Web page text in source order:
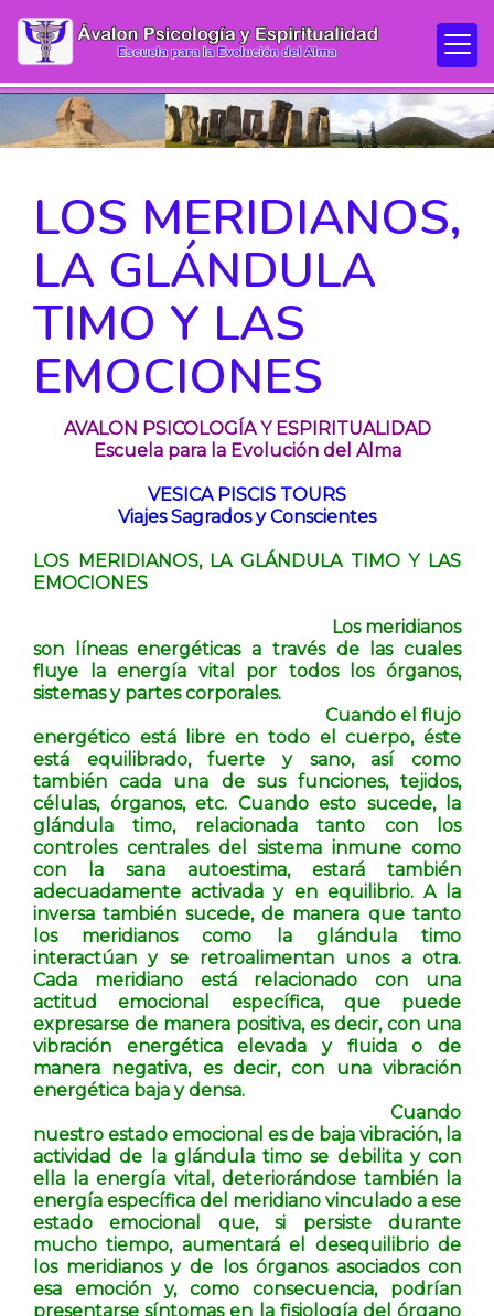
LOS MERIDIANOS,
LA GLÁNDULA
TIMO Y LAS
EMOCIONES
AVALON PSICOLOGÍA Y ESPIRITUALIDAD
Escuela para la Evolución del Alma
VESICA PISCIS TOURS
Viajes Sagrados y Conscientes
LOS MERIDIANOS, LA GLÁNDULA TIMO Y LAS
EMOCIONES
Los meridianos
son líneas energéticas a través de las cuales
fluye la energía vital por todos los órganos,
sistemas y partes corporales.
Cuando el flujo
energético está libre en todo el cuerpo, éste
está equilibrado, fuerte y sano, así como
también cada una de sus funciones, tejidos,
células, órganos, etc. Cuando esto sucede, la
glándula timo, relacionada tanto con los
controles centrales del sistema inmune como
con la sana autoestima, estará también
adecuadamente activada y en equilibrio. A la
inversa también sucede, de manera que tanto
los meridianos como la glándula timo
interactúan y se retroalimentan unos a otra.
Cada meridiano está relacionado con una
actitud emocional específica, que puede
expresarse de manera positiva, es decir, con una
vibración energética elevada y fluida o de
manera negativa, es decir, con una vibración
energética baja y densa.
Cuando
nuestro estado emocional es de baja vibración, la
actividad de la glándula timo se debilita y con
ella la energía vital, deteriorándose también la
energía específica del meridiano vinculado a ese
estado emocional que, si persiste durante
mucho tiempo, aumentará el desequilibrio de
los meridianos y de los órganos asociados con
esa emoción y, como consecuencia, podrían
presentarse síntomas en la fisiología del órgano